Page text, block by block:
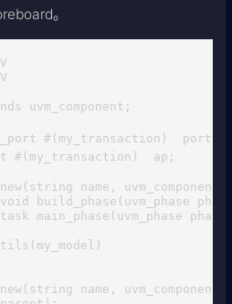
。
uvm_component;
#(my_transaction)  port;  //
#(my_transaction)  ap;
name, uvm_component
build_phase(uvm_phase
main_phase(uvm_phase
name,